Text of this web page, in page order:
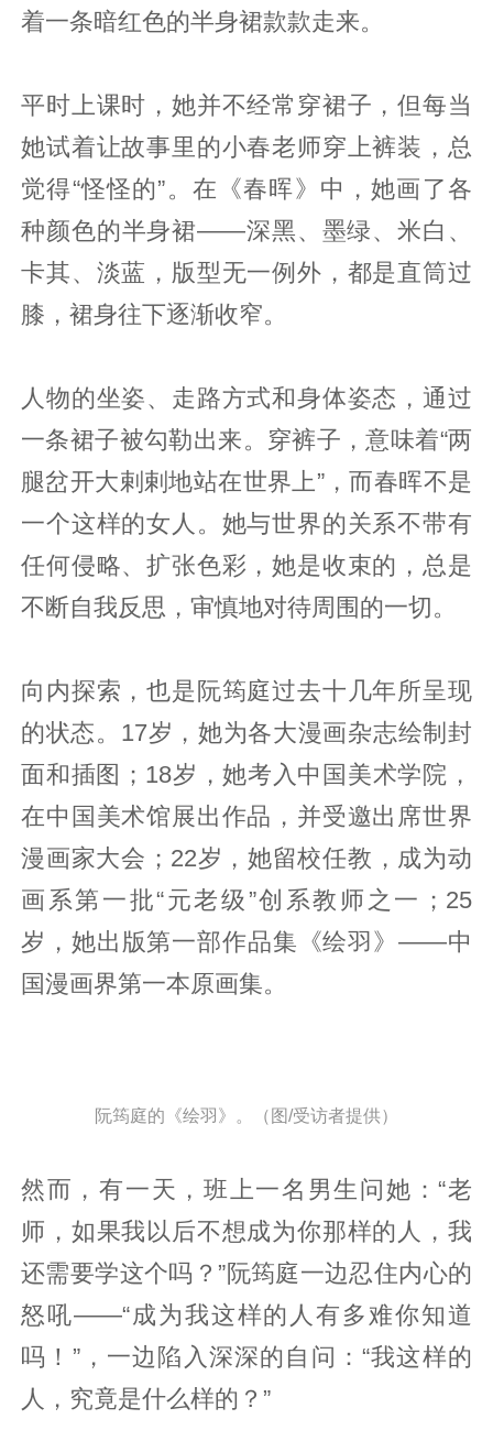
着一条暗红色的半身裙款款走来。
平时上课时，她并不经常穿裙子，但每当
她试着让故事里的小春老师穿上裤装，总
觉得“怪怪的”。在《春晖》中，她画了各
种颜色的半身裙——深黑、墨绿、米白、
卡其、淡蓝，版型无一例外，都是直筒过
膝，裙身往下逐渐收窄。
人物的坐姿、走路方式和身体姿态，通过
一条裙子被勾勒出来。穿裤子，意味着“两
腿岔开大剌剌地站在世界上”，而春晖不是
一个这样的女人。她与世界的关系不带有
任何侵略、扩张色彩，她是收束的，总是
不断自我反思，审慎地对待周围的一切。
向内探索，也是阮筠庭过去十几年所呈现
的状态。17岁，她为各大漫画杂志绘制封
面和插图；18岁，她考入中国美术学院，
在中国美术馆展出作品，并受邀出席世界
漫画家大会；22岁，她留校任教，成为动
画系第一批“元老级”创系教师之一；25
岁，她出版第一部作品集《绘羽》——中
国漫画界第一本原画集。
阮筠庭的《绘羽》。（图/受访者提供）
然而，有一天，班上一名男生问她：“老
师，如果我以后不想成为你那样的人，我
还需要学这个吗？”阮筠庭一边忍住内心的
怒吼——“成为我这样的人有多难你知道
吗！”，一边陷入深深的自问：“我这样的
人，究竟是什么样的？”